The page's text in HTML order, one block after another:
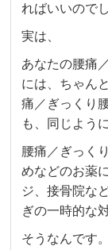
ればいいので
実は、
あなたの腰痛
には、ちゃん
痛／ぎっくり
も、同じよう
腰痛／ぎっく
めなどのお薬
ジ、接骨院な
ぎの一時的な
そうなんです